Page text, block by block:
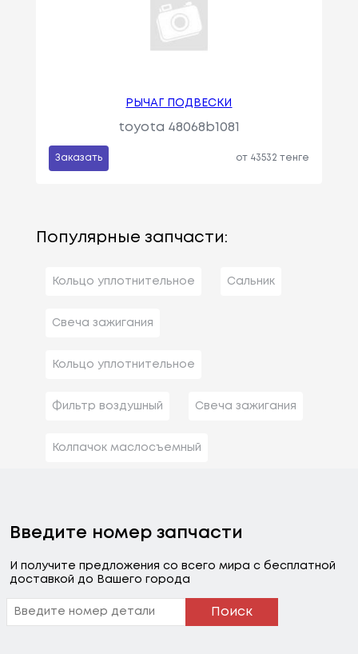
РЫЧАГ ПОДВЕСКИ
toyota 48068b1081
Заказать от 43532 тенге
Популярные запчасти:
Кольцо уплотнительное Сальник
Свеча зажигания
Кольцо уплотнительное
Фильтр воздушный Свеча зажигания
Колпачок маслосъемный
Введите номер запчасти
И получите предложения со всего мира с бесплатной
доставкой до Вашего города
Поиск